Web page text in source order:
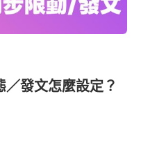
發文怎麼設定？